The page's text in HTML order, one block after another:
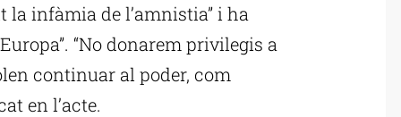
la infàmia de l’amnistia” i ha
“No donarem privilegis a
continuar al poder, com
en l’acte.